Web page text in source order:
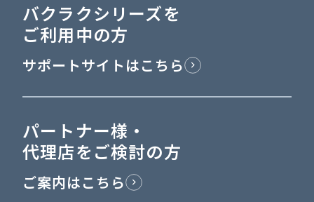
バクラクシリーズを
ご利用中の方
サポートサイトはこちら
パートナー様・
代理店をご検討の方
ご案内はこちら